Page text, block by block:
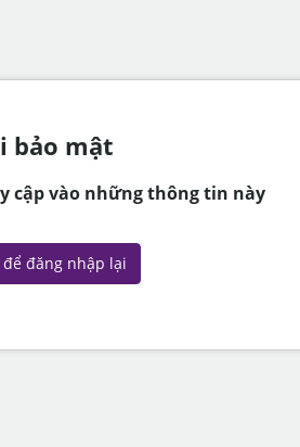
bảo mật
cập vào những thông tin này
để đăng nhập lại